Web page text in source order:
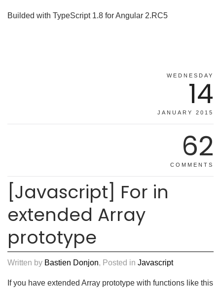
Builded with TypeScript 1.8 for Angular 2.RC5
WEDNESDAY
14
JANUARY 2015
62
COMMENTS
[Javascript] For in
extended Array
prototype
Written by Bastien Donjon, Posted in Javascript
If you have extended Array prototype with functions like this